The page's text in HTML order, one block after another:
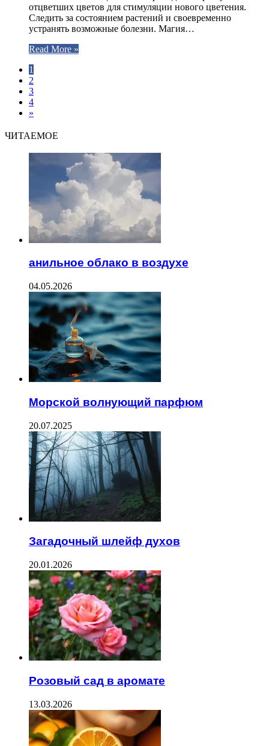
отцветших цветов для стимуляции нового цветения.
Следить за состоянием растений и своевременно
устранять возможные болезни. Магия…
Read More »
1
2
3
4
»
ЧИТАЕМОЕ
анильное облако в воздухе
04.05.2026
Морской волнующий парфюм
20.07.2025
Загадочный шлейф духов
20.01.2026
Розовый сад в аромате
13.03.2026